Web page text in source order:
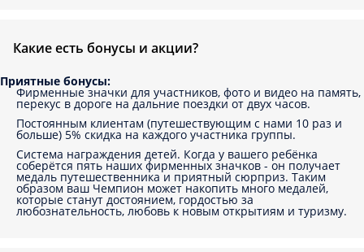
Какие есть бонусы и акции?
Приятные бонусы:
Фирменные значки для участников, фото и видео на память,
перекус в дороге на дальние поездки от двух часов.
Постоянным клиентам (путешествующим с нами 10 раз и
больше) 5% скидка на каждого участника группы.
Система награждения детей. Когда у вашего ребёнка
соберётся пять наших фирменных значков - он получает
медаль путешественника и приятный сюрприз. Таким
образом ваш Чемпион может накопить много медалей,
которые станут достоянием, гордостью за
любознательность, любовь к новым открытиям и туризму.